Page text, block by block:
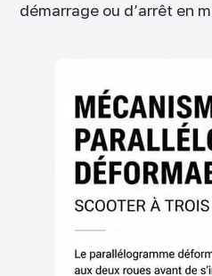
démarrage ou d’arrêt en